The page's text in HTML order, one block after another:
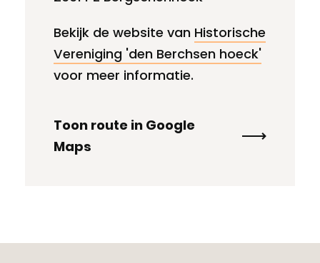
Bekijk de website van Historische
Vereniging 'den Berchsen hoeck'
voor meer informatie.
Toon route in Google
Maps